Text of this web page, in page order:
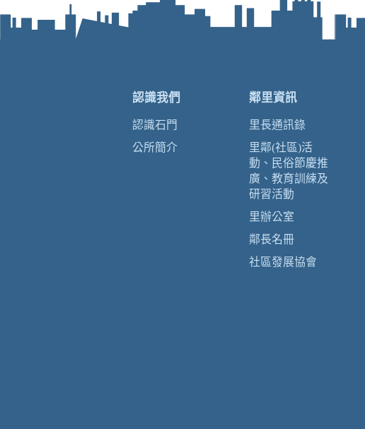
認識我們
認識石門
公所簡介
鄰里資訊
里長通訊錄
里鄰(社區)活
動、民俗節慶推
廣、教育訓練及
研習活動
里辦公室
鄰長名冊
社區發展協會